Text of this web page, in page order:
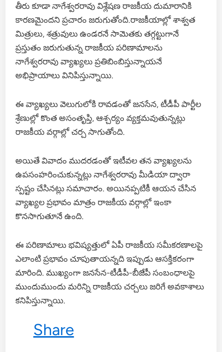
తీరు కూడా‌ నాగేశ్వరరావు విశ్లేషణ రాజకీయ దుమారానికి
కారణమైందని ప్రచారం జరుగుతోంది.రాజకీయాల్లో శాశ్వత
మిత్రులు, శత్రువులు ఉండరనే సామెతకు తగ్గట్టుగానే
ప్రస్తుతం జరుగుతున్న రాజకీయ పరిణామాలను
నాగేశ్వరరావు వ్యాఖ్యలు ప్రతిబింబిస్తున్నాయనే
అభిప్రాయాలు వినిపిస్తున్నాయి.
ఈ వ్యాఖ్యలు వెలుగులోకి రావడంతో జనసేన, టీడీపీ పార్టీల
శ్రేణుల్లో కొంత అసంతృప్తి, ఆశ్చర్యం వ్యక్తమవుతున్నట్లు
రాజకీయ వర్గాల్లో చర్చ సాగుతోంది.
అయితే వివాదం ముదరడంతో ఇటీవల తన వ్యాఖ్యలను
ఉపసంహరించుకున్నట్లు నాగేశ్వరరావు మీడియా ద్వారా
స్పష్టం చేసినట్లు సమాచారం. అయినప్పటికీ ఆయన చేసిన
వ్యాఖ్యల ప్రభావం మాత్రం రాజకీయ వర్గాల్లో ఇంకా
కొనసాగుతూనే ఉంది.
ఈ పరిణామాలు భవిష్యత్తులో ఏపీ రాజకీయ సమీకరణాలపై
ఎలాంటి ప్రభావం చూపుతాయన్నది ఇప్పుడు ఆసక్తికరంగా
మారింది. ముఖ్యంగా జనసేన-టీడీపీ-బీజేపీ సంబంధాలపై
ముందుముందు మరిన్ని రాజకీయ చర్చలు జరిగే అవకాశాలు
కనిపిస్తున్నాయి.
Share